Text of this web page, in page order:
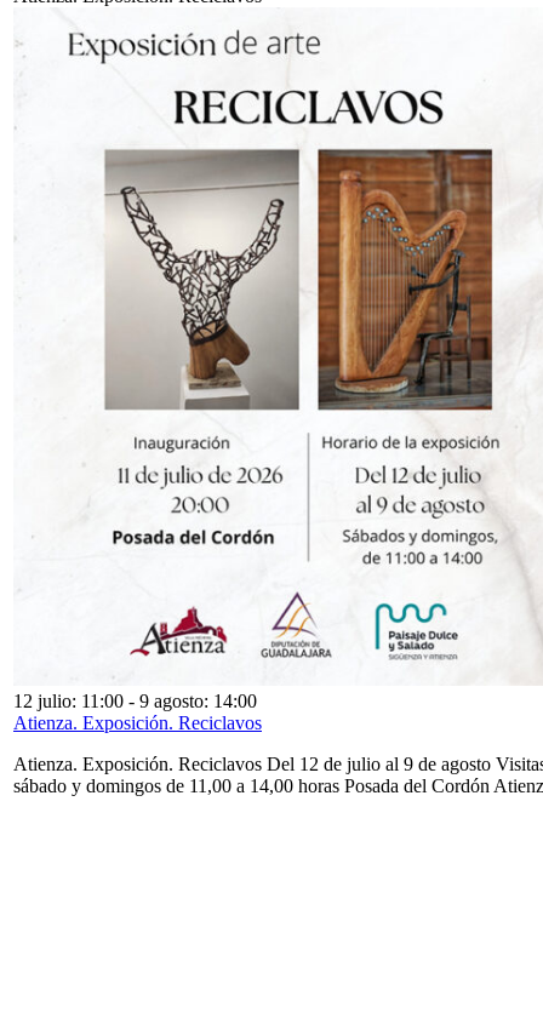
12 julio: 11:00 - 9 agosto: 14:00
Atienza. Exposición. Reciclavos
Atienza. Exposición. Reciclavos Del 12 de julio al 9 de agosto
sábado y domingos de 11,00 a 14,00 horas Posada del Cordón